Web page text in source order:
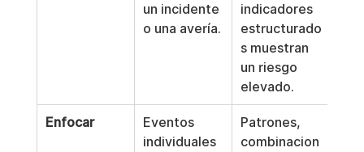
un incidente
o una avería.
indicadores
estructurado
s muestran
un riesgo
elevado.
Enfocar
Eventos
individuales
Patrones,
combinacion